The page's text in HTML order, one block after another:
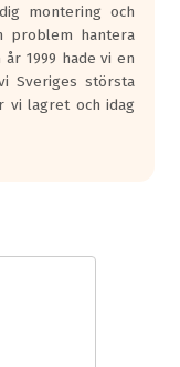
montering och
problem hantera
1999 hade vi en
Sveriges största
vi lagret och idag